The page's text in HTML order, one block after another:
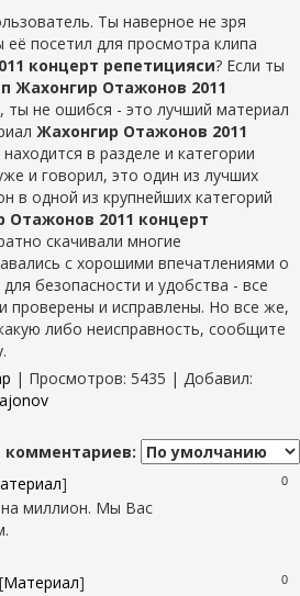
Ты наверное не зря
её посетил для просмотра клипа
концерт репетицияси? Если ты
Жахонгир Отажонов 2011
, ты не ошибся - это лучший материал
Жахонгир Отажонов 2011
находится в разделе и категории
и говорил, это один из лучших
в одной из крупнейших категорий
Отажонов 2011 концерт
скачивали многие
с хорошими впечатлениями о
безопасности и удобства - все
проверены и исправлены. Но все же,
либо неисправность, сообщите
| Просмотров: 5435 | Добавил:
0
]
на миллион. Мы Вас
0
[Материал]